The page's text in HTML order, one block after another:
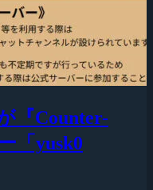
『Counter-
「yusk0